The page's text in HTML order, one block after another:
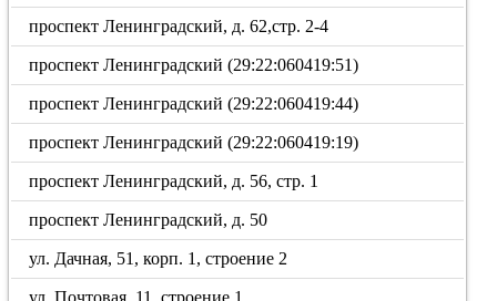
проспект Ленинградский, д. 62,стр. 2-4
проспект Ленинградский (29:22:060419:51)
проспект Ленинградский (29:22:060419:44)
проспект Ленинградский (29:22:060419:19)
проспект Ленинградский, д. 56, стр. 1
проспект Ленинградский, д. 50
ул. Дачная, 51, корп. 1, строение 2
ул. Почтовая, 11, строение 1